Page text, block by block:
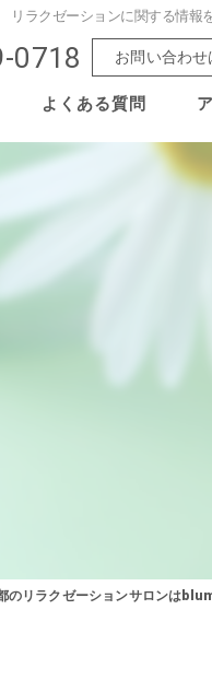
リラクゼーションに関する情報
0718 お問い合わせ
よくある質問
のリラクゼーションサロンは